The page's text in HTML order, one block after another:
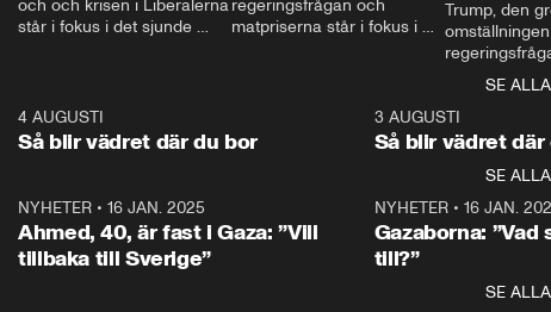
och och krisen i Liberalerna
står i fokus i det sjunde
kommentator My
Rohwedder ställer
utbildnings- och
Mohamsson till svars.
regeringsfrågan och
matpriserna står i fokus i
Rohwedder ställer
statsminister Ulf Kristersson
Trump, den
centrum i
avsnittet av
Makten”. Se
Aftonbladets
Rohwedder
Thand Ring
SE ALLA
4 AUGUSTI
Så blir vädret där du bor
3 AUGUSTI
Så blir vädret där
SE ALLA
NYHETER• 16 JAN. 2025
Ahmed, 40, är fast i Gaza: ”Vill
tillbaka till Sverige”
NYHETER• 16 JAN.
Gazaborna:
till?”
SE ALLA